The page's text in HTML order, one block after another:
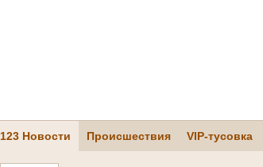
123 Новости Происшествия VIP-тусовка